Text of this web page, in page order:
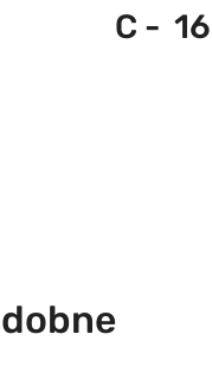
C -